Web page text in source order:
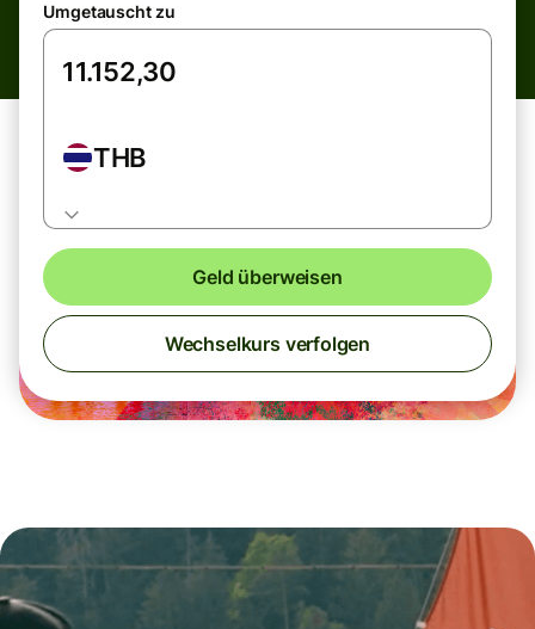
Umgetauscht zu
THB
Geld überweisen
Wechselkurs verfolgen